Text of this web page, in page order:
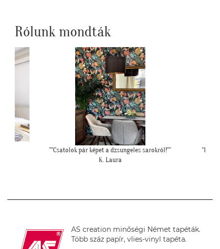
Rólunk mondták
"Ilyen lett a lányom szobájában a gyönyörű
cseresznye virágos tapéta."
AS creation minőségi Német tapéták.
Több száz papír, vlies-vinyl tapéta.